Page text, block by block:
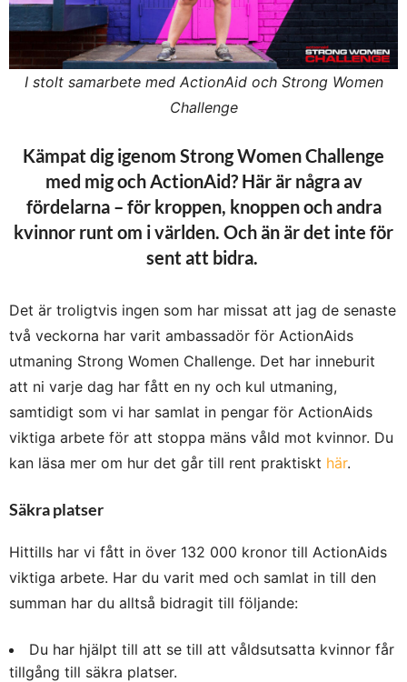
I stolt samarbete med ActionAid och Strong Women
Challenge
Kämpat dig igenom Strong Women Challenge
med mig och ActionAid? Här är några av
fördelarna – för kroppen, knoppen och andra
kvinnor runt om i världen. Och än är det inte för
sent att bidra.
Det är troligtvis ingen som har missat att jag de senaste
två veckorna har varit ambassadör för ActionAids
utmaning Strong Women Challenge. Det har inneburit
att ni varje dag har fått en ny och kul utmaning,
samtidigt som vi har samlat in pengar för ActionAids
viktiga arbete för att stoppa mäns våld mot kvinnor. Du
kan läsa mer om hur det går till rent praktiskt här.
Säkra platser
Hittills har vi fått in över 132 000 kronor till ActionAids
viktiga arbete. Har du varit med och samlat in till den
summan har du alltså bidragit till följande:
Du har hjälpt till att se till att våldsutsatta kvinnor får
tillgång till säkra platser.